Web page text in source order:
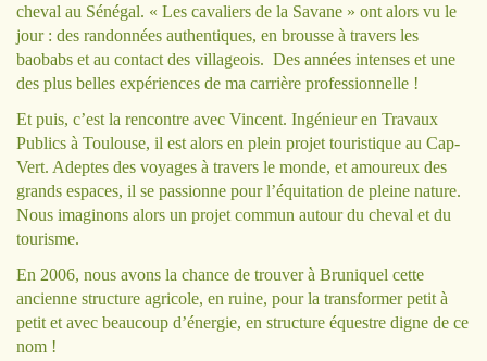
cheval au Sénégal. « Les cavaliers de la Savane » ont alors vu le
jour : des randonnées authentiques, en brousse à travers les
baobabs et au contact des villageois. Des années intenses et une
des plus belles expériences de ma carrière professionnelle !
Et puis, c’est la rencontre avec Vincent. Ingénieur en Travaux
Publics à Toulouse, il est alors en plein projet touristique au Cap-
Vert. Adeptes des voyages à travers le monde, et amoureux des
grands espaces, il se passionne pour l’équitation de pleine nature.
Nous imaginons alors un projet commun autour du cheval et du
tourisme.
En 2006, nous avons la chance de trouver à Bruniquel cette
ancienne structure agricole, en ruine, pour la transformer petit à
petit et avec beaucoup d’énergie, en structure équestre digne de ce
nom !